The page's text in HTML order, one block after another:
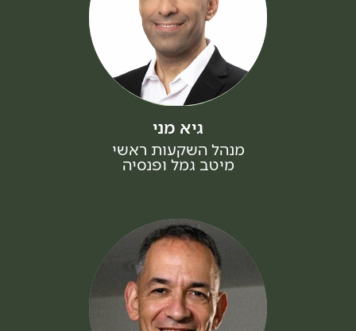
גיא מני
מנהל השקעות ראשי
מיטב גמל ופנסיה